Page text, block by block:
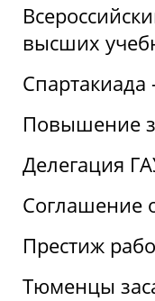
высших
Повышение
Делегация
Соглашение
Престиж
Тюменцы